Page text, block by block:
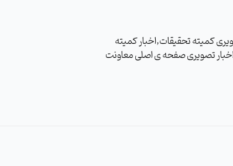
کمیته تحقیقات,اخبار کمیته
تصویری صفحه ی اصلی معاونت